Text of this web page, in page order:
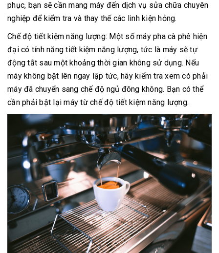
phục, bạn sẽ cần mang máy đến dịch vụ sửa chữa chuyên
nghiệp để kiểm tra và thay thế các linh kiện hỏng.
Chế độ tiết kiệm năng lượng: Một số máy pha cà phê hiện
đại có tính năng tiết kiệm năng lượng, tức là máy sẽ tự
động tắt sau một khoảng thời gian không sử dụng. Nếu
máy không bật lên ngay lập tức, hãy kiểm tra xem có phải
máy đã chuyển sang chế độ ngủ đông không. Bạn có thể
cần phải bật lại máy từ chế độ tiết kiệm năng lượng.